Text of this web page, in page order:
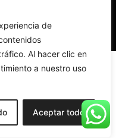
de
Al hacer clic en
a nuestro uso
Aceptar todo
Informatika